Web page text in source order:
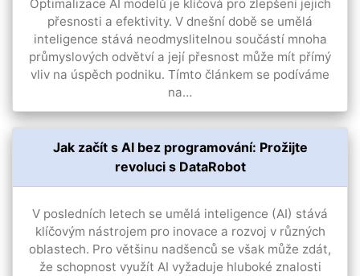
Optimalizace AI modelů je klíčová pro zlepšení jejich
přesnosti a efektivity. V dnešní době se umělá
inteligence stává neodmyslitelnou součástí mnoha
průmyslových odvětví a její přesnost může mít přímý
vliv na úspěch podniku. Tímto článkem se podíváme
na…
Jak začít s AI bez programování: Prožijte
revoluci s DataRobot
V posledních letech se umělá inteligence (AI) stává
klíčovým nástrojem pro inovace a rozvoj v různých
oblastech. Pro většinu nadšenců se však může zdát,
že schopnost využít AI vyžaduje hluboké znalosti